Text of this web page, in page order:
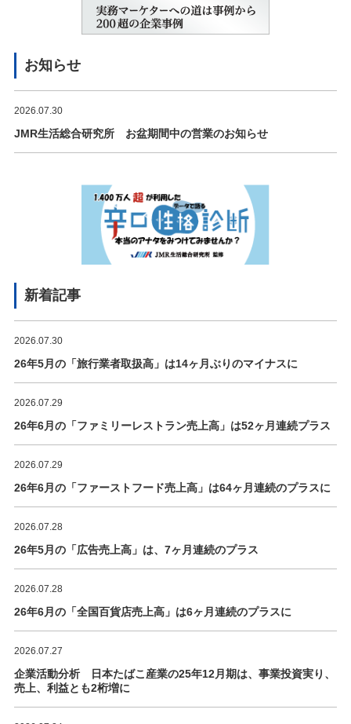
お知らせ
2026.07.30
JMR生活総合研究所 お盆期間中の営業のお知らせ
新着記事
2026.07.30
26年5月の「旅行業者取扱高」は14ヶ月ぶりのマイナスに
2026.07.29
26年6月の「ファミリーレストラン売上高」は52ヶ月連続プラス
2026.07.29
26年6月の「ファーストフード売上高」は64ヶ月連続のプラスに
2026.07.28
26年5月の「広告売上高」は、7ヶ月連続のプラス
2026.07.28
26年6月の「全国百貨店売上高」は6ヶ月連続のプラスに
2026.07.27
企業活動分析 日本たばこ産業の25年12月期は、事業投資実り、
売上、利益とも2桁増に